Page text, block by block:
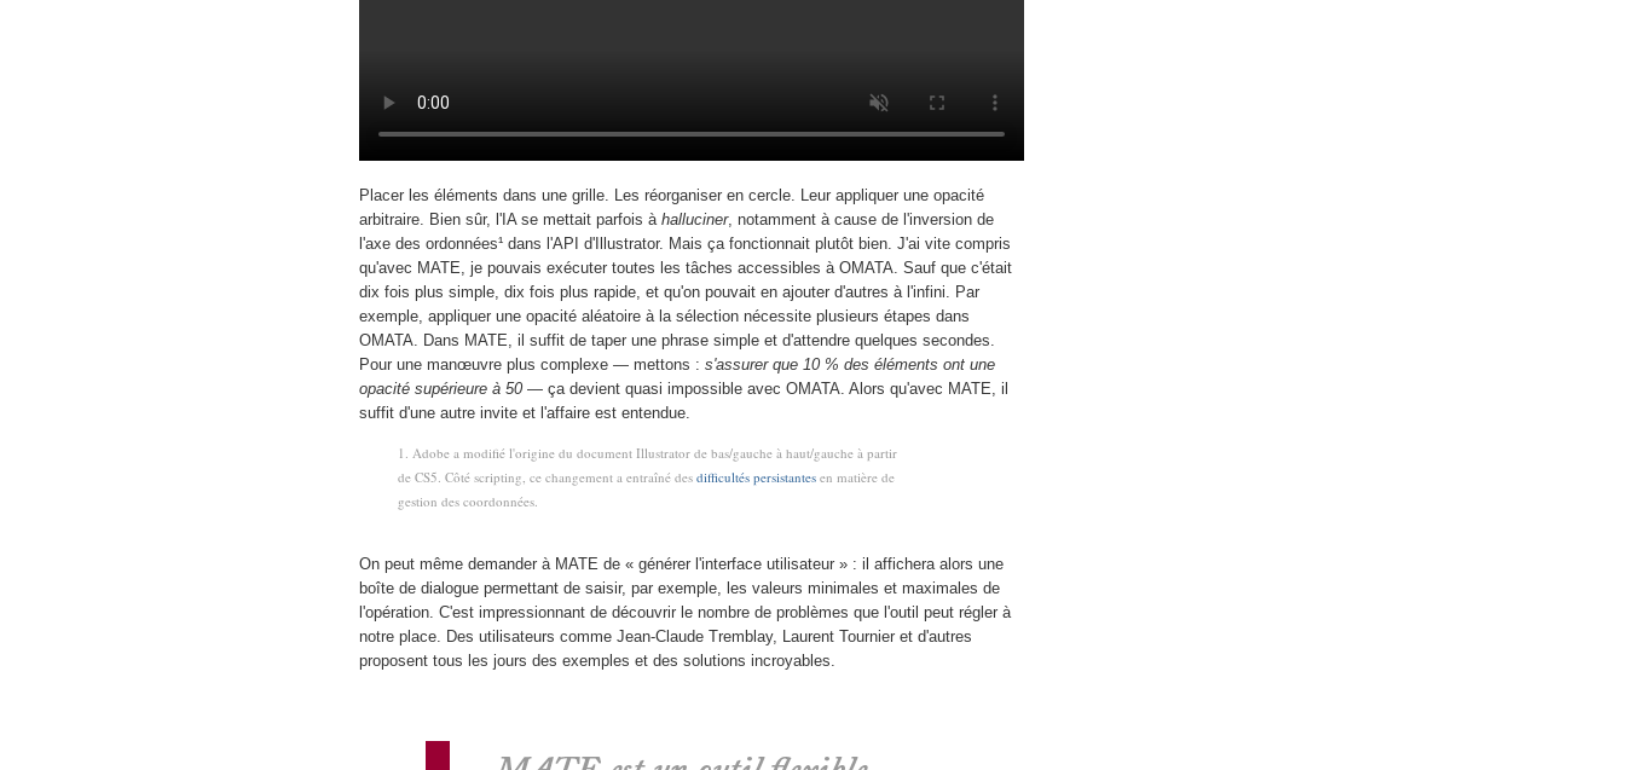
Placer les éléments dans une grille. Les réorganiser en cercle. Leur appliquer une opacité
arbitraire. Bien sûr, l'IA se mettait parfois à halluciner, notamment à cause de l'inversion de
l'axe des ordonnées¹ dans l'API d'Illustrator. Mais ça fonctionnait plutôt bien. J'ai vite compris
qu'avec MATE, je pouvais exécuter toutes les tâches accessibles à OMATA. Sauf que c'était
dix fois plus simple, dix fois plus rapide, et qu'on pouvait en ajouter d'autres à l'infini. Par
exemple, appliquer une opacité aléatoire à la sélection nécessite plusieurs étapes dans
OMATA. Dans MATE, il suffit de taper une phrase simple et d'attendre quelques secondes.
Pour une manœuvre plus complexe — mettons : s'assurer que 10 % des éléments ont une
opacité supérieure à 50 — ça devient quasi impossible avec OMATA. Alors qu'avec MATE, il
suffit d'une autre invite et l'affaire est entendue.
1. Adobe a modifié l'origine du document Illustrator de bas/gauche à haut/gauche à partir
de CS5. Côté scripting, ce changement a entraîné des difficultés persistantes en matière de
gestion des coordonnées.
On peut même demander à MATE de « générer l'interface utilisateur » : il affichera alors une
boîte de dialogue permettant de saisir, par exemple, les valeurs minimales et maximales de
l'opération. C'est impressionnant de découvrir le nombre de problèmes que l'outil peut régler à
notre place. Des utilisateurs comme Jean-Claude Tremblay, Laurent Tournier et d'autres
proposent tous les jours des exemples et des solutions incroyables.